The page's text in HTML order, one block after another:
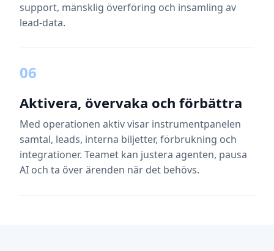
support, mänsklig överföring och insamling av
lead-data.
06
Aktivera, övervaka och förbättra
Med operationen aktiv visar instrumentpanelen
samtal, leads, interna biljetter, förbrukning och
integrationer. Teamet kan justera agenten, pausa
AI och ta över ärenden när det behövs.